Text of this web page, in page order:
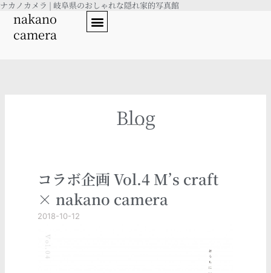
内
ナカノカメラ | 岐阜県のおしゃれな隠れ家的写真館
nakano
camera
Blog
コラボ企画 Vol.4 M’s craft
× nakano camera
2018-10-12